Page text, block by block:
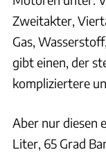
Zweitakter,
Gas,
gibt einen, der
kompliziertere
Aber nur diesen
Liter, 65 Grad